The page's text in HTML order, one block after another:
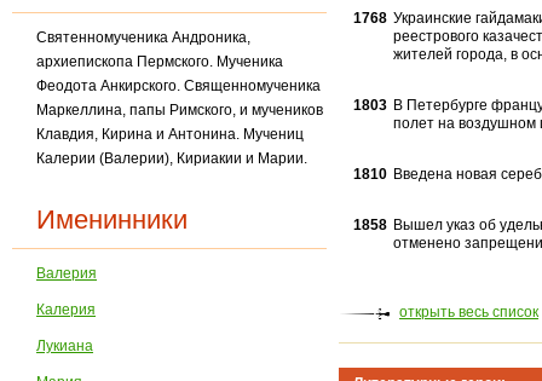
Святенномученика Андроника,
архиепископа Пермского. Мученика
Феодота Анкирского. Священномученика
Маркеллина, папы Римского, и мучеников
Клавдия, Кирина и Антони­на. Мучениц
Калерии (Валерии), Кириакии и Марии.
Именинники
Валерия
Калерия
Лукиана
1768 Украинские
реестрового
жителей города, в
1803 В Петербурге
полет на воздушном
1810 Введена новая
1858 Вышел указ об
отмене­но
открыть весь список